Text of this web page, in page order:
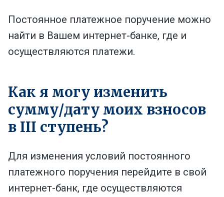
Постоянное платежное поручение можно
найти в Вашем интернет-банке, где и
осуществляются платежи.
Как я могу изменить
сумму/дату моих взносов
в III ступень?
Для изменения условий постоянного
платежного поручения перейдите в свой
интернет-банк, где осуществляются